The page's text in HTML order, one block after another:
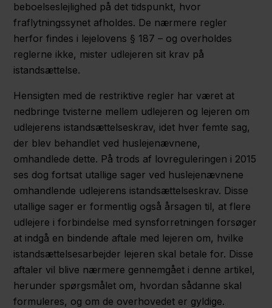
beboelseslejlighed på det tidspunkt, hvor
fraflytningssynet afholdes. De nærmere regler
herfor findes i lejelovens § 187 – og overholdes
reglerne ikke, mister udlejeren sit krav på
istandsættelse.
Hensigten med de restriktive regler har været at
nedbringe tvisterne mellem udlejeren og lejeren om
udlejerens istandsættelseskrav, idet hver femte sag,
der blev behandlet ved huslejenævnene,
omhandlede dette. På trods af lovreguleringen i 2015
ses dog fortsat utallige sager ved huslejenævnene
omhandlende udlejerens istandsættelseskrav. Disse
utallige sager er formentlig også årsagen til, at flere
udlejere i forbindelse med synsforretningen forsøger
at indgå en bindende aftale med lejeren om, hvilke
istandsættelsesarbejder lejeren skal betale for. Disse
aftaler vil blive nærmere gennemgået i denne artikel,
herunder spørgsmålet om, hvordan sådanne skal
formuleres, og om de overhovedet er gyldige.